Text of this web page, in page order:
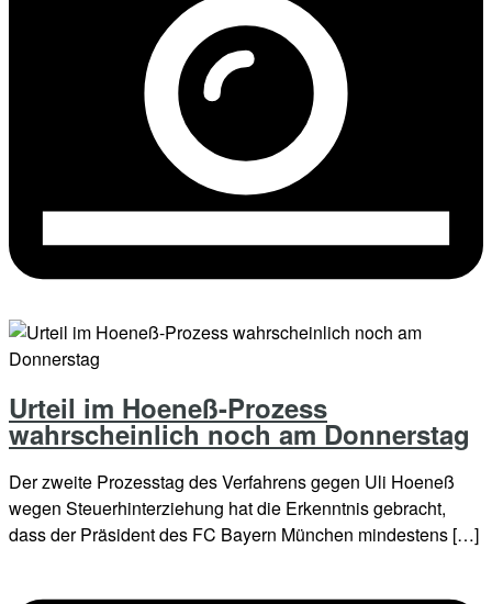
Urteil im Hoeneß-Prozess
wahrscheinlich noch am Donnerstag
Der zweite Prozesstag des Verfahrens gegen Uli Hoeneß
wegen Steuerhinterziehung hat die Erkenntnis gebracht,
dass der Präsident des FC Bayern München mindestens […]